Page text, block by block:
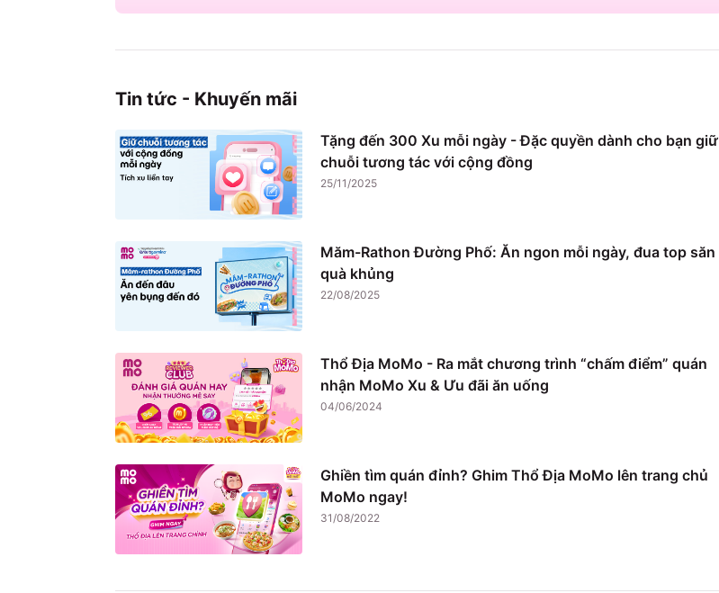
Tin tức - Khuyến mãi
Tặng đến 300 Xu mỗi ngày - Đặc quyền dành cho bạn giữ
chuỗi tương tác với cộng đồng
25/11/2025
Măm-Rathon Đường Phố: Ăn ngon mỗi ngày, đua top săn
quà khủng
22/08/2025
Thổ Địa MoMo - Ra mắt chương trình “chấm điểm” quán
nhận MoMo Xu & Ưu đãi ăn uống
04/06/2024
Ghiền tìm quán đỉnh? Ghim Thổ Địa MoMo lên trang chủ
MoMo ngay!
31/08/2022